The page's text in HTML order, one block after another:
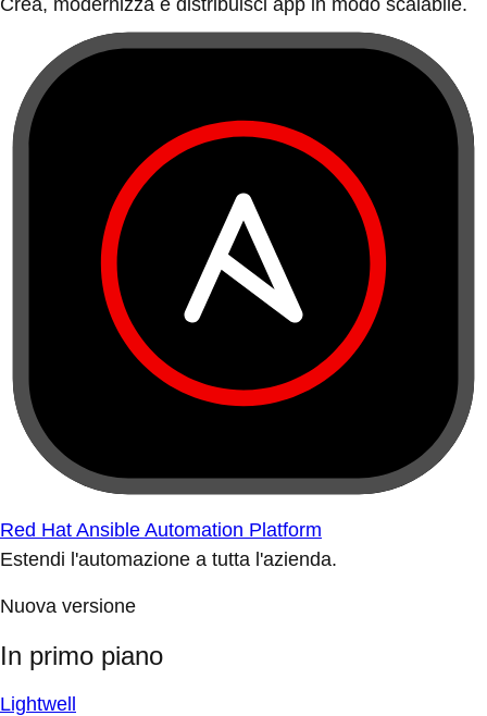
Crea, modernizza e distribuisci app in modo scalabile.
Red Hat Ansible Automation Platform
Estendi l'automazione a tutta l'azienda.
Nuova versione
In primo piano
Lightwell